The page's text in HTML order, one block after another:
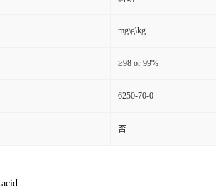
mg\g\kg
≥98 or 99%
6250-70-0
否